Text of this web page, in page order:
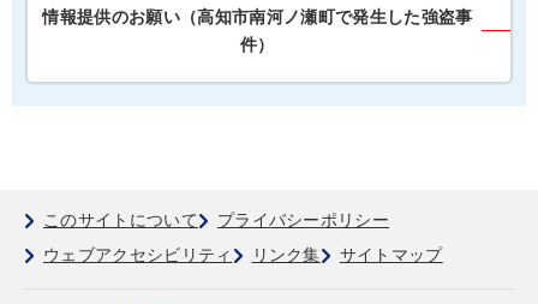
情報提供のお願い（高知市南河ノ瀬町で発生した強盗事
件）
このサイトについて
プライバシーポリシー
ウェブアクセシビリティ
リンク集 サイトマップ